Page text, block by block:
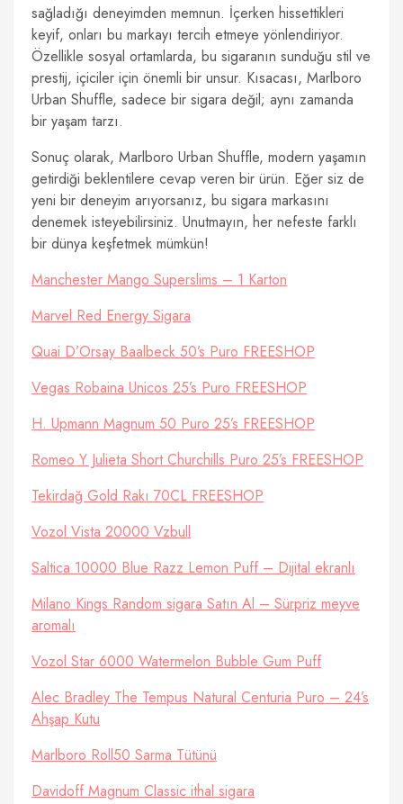
sağladığı deneyimden memnun. İçerken hissettikleri
keyif, onları bu markayı tercih etmeye yönlendiriyor.
Özellikle sosyal ortamlarda, bu sigaranın sunduğu stil ve
prestij, içiciler için önemli bir unsur. Kısacası, Marlboro
Urban Shuffle, sadece bir sigara değil; aynı zamanda
bir yaşam tarzı.
Sonuç olarak, Marlboro Urban Shuffle, modern yaşamın
getirdiği beklentilere cevap veren bir ürün. Eğer siz de
yeni bir deneyim arıyorsanız, bu sigara markasını
denemek isteyebilirsiniz. Unutmayın, her nefeste farklı
bir dünya keşfetmek mümkün!
Manchester Mango Superslims – 1 Karton
Marvel Red Energy Sigara
Quai D’Orsay Baalbeck 50’s Puro FREESHOP
Vegas Robaina Unicos 25’s Puro FREESHOP
H. Upmann Magnum 50 Puro 25’s FREESHOP
Romeo Y Julieta Short Churchills Puro 25’s FREESHOP
Tekirdağ Gold Rakı 70CL FREESHOP
Vozol Vista 20000 Vzbull
Saltica 10000 Blue Razz Lemon Puff – Dijital ekranlı
Milano Kings Random sigara Satın Al – Sürpriz meyve
aromalı
Vozol Star 6000 Watermelon Bubble Gum Puff
Alec Bradley The Tempus Natural Centuria Puro – 24’s
Ahşap Kutu
Marlboro Roll50 Sarma Tütünü
Davidoff Magnum Classic ithal sigara